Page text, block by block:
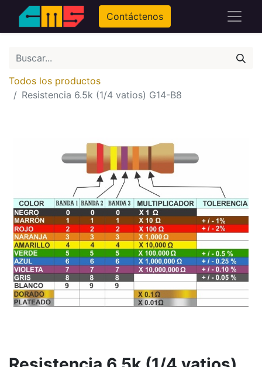
Contáctenos
Todos los productos
Resistencia 6.5k (1/4 vatios) G14-B8